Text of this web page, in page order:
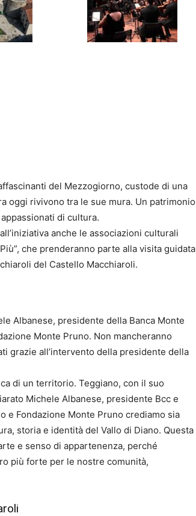
del Mezzogiorno, custode di una
oggi rivivono tra le sue mura. Un patrimonio
di cultura.
anche le associazioni culturali
che prenderanno parte alla visita guidata
del Castello Macchiaroli.
Albanese, presidente della Banca Monte
Monte Pruno. Non mancheranno
grazie all’intervento della presidente della
di un territorio. Teggiano, con il suo
Michele Albanese, presidente Bcc e
e Fondazione Monte Pruno crediamo sia
storia e identità del Vallo di Diano. Questa
e senso di appartenenza, perché
più forte per le nostre comunità,